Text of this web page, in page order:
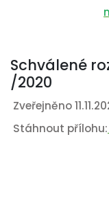
Schválené
/2020
Zveřejněno
Stáhnout přílohu: